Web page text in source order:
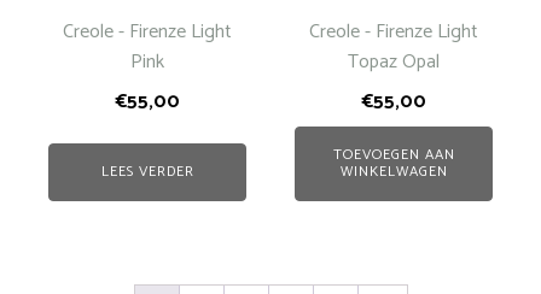
Creole - Firenze Light
Pink
€55,00
LEES VERDER
Creole - Firenze Light
Topaz Opal
€55,00
TOEVOEGEN AAN
WINKELWAGEN